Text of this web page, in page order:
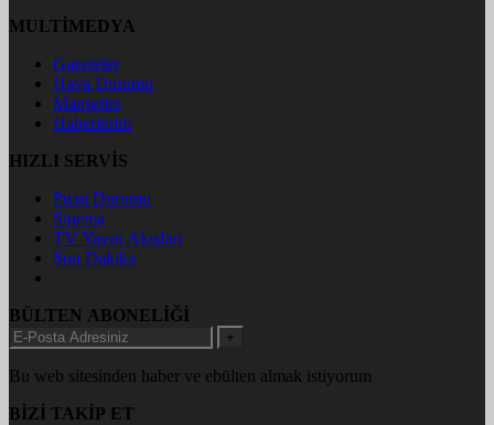
MULTİMEDYA
Gazeteler
Hava Durumu
Manşetler
Haberlerim
HIZLI SERVİS
Puan Durumu
Sinema
TV Yayın Akışları
Son Dakika
BÜLTEN ABONELİĞİ
+
Bu web sitesinden haber ve ebülten almak istiyorum
BİZİ TAKİP ET